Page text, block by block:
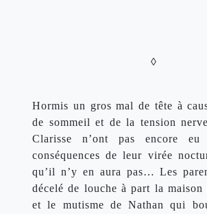
◊
Hormis un gros mal de tête à
de sommeil et de la tension
Clarisse n’ont pas encore
conséquences de leur virée
qu’il n’y en aura pas… Les
décelé de louche à part la
et le mutisme de Nathan qui